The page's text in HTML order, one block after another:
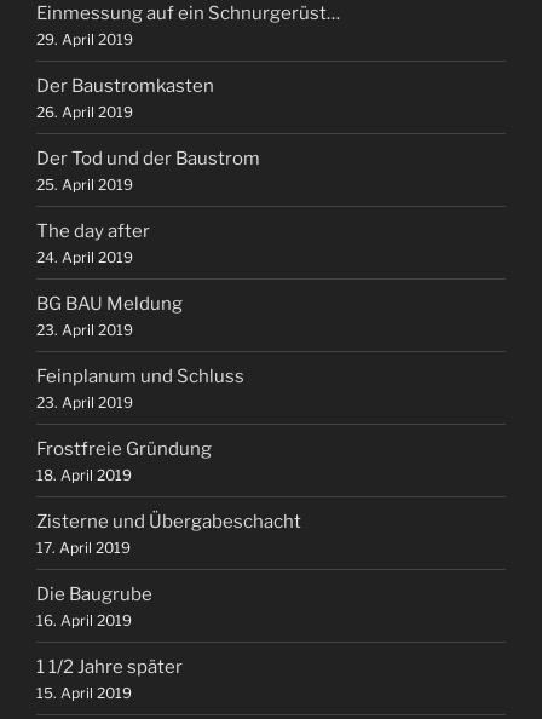
Einmessung auf ein Schnurgerüst…
29. April 2019
Der Baustromkasten
26. April 2019
Der Tod und der Baustrom
25. April 2019
The day after
24. April 2019
BG BAU Meldung
23. April 2019
Feinplanum und Schluss
23. April 2019
Frostfreie Gründung
18. April 2019
Zisterne und Übergabeschacht
17. April 2019
Die Baugrube
16. April 2019
1 1/2 Jahre später
15. April 2019